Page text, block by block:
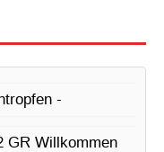
-
GR Willkommen